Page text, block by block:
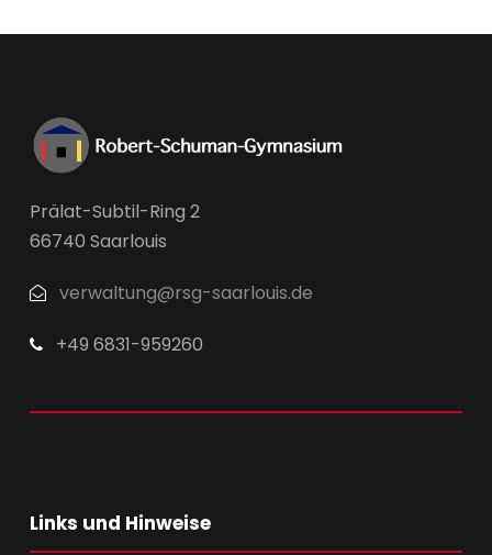
Prälat-Subtil-Ring 2
66740 Saarlouis
verwaltung@rsg-saarlouis.de
+49 6831-959260
Links und Hinweise